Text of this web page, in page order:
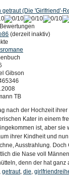
getraut (Die 'Girlfriend'-
(derzeit inaktiv)
Gibson
TB
nach der Hochzeit
Kater in einem
ist, aber sie
ihrer Kindheit und
Ausstrahlung.
die Nase voll
denn der hat ganz
, getraut, die,